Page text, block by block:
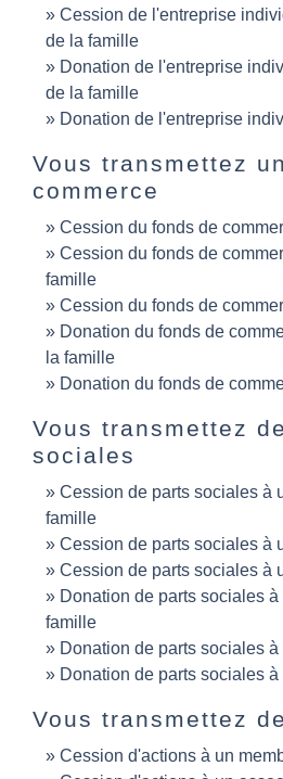
Cession de l'entreprise
de la famille
Donation de l'entreprise
de la famille
Donation de l'entreprise
Vous transmettez
commerce
Cession du fonds de
Cession du fonds de
famille
Cession du fonds de
Donation du fonds de
la famille
Donation du fonds de
Vous transmettez
sociales
Cession de parts sociales à
famille
Cession de parts sociales à
Cession de parts sociales à
Donation de parts sociales
famille
Donation de parts sociales
Donation de parts sociales à
Vous transmettez
Cession d'actions à un